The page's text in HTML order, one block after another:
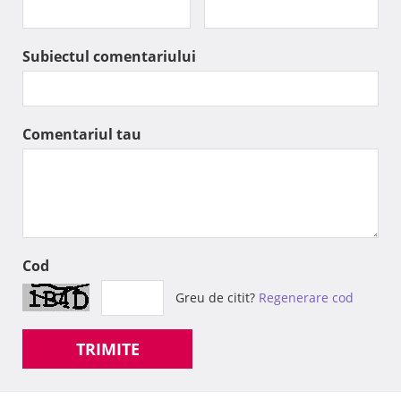
Subiectul comentariului
Comentariul tau
Cod
Greu de citit? Regenerare cod
TRIMITE